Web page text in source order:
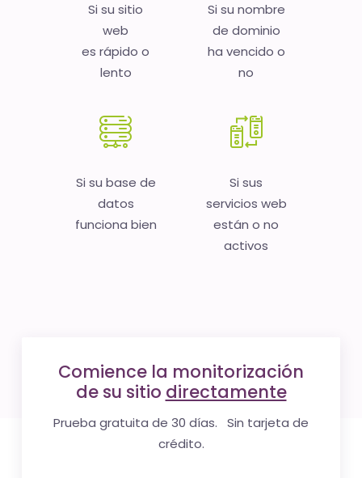
Si su sitio
web
es rápido o
lento
Si su nombre
de dominio
ha vencido o
no
Si su base de
datos
funciona bien
Si sus
servicios web
están o no
activos
Comience la monitorización
de su sitio directamente
Prueba gratuita de 30 días. Sin tarjeta de
crédito.